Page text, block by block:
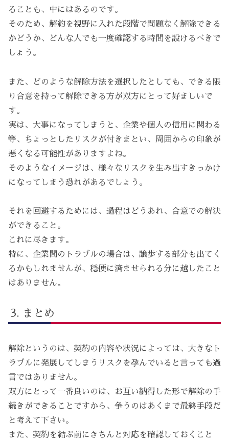
ることも、中にはあるのです。
そのため、解約を視野に入れた段階で問題なく解除できる
かどうか、どんな人でも一度確認する時間を設けるべきで
しょう。
また、どのような解除方法を選択したとしても、できる限
り合意を持って解除できる方が双方にとって好ましいで
す。
実は、大事になってしまうと、企業や個人の信用に関わる
等、ちょっとしたリスクが付きまとい、周囲からの印象が
悪くなる可能性がありますよね。
そのようなイメージは、様々なリスクを生み出すきっかけ
になってしまう恐れがあるでしょう。
それを回避するためには、過程はどうあれ、合意での解決
ができること。
これに尽きます。
特に、企業間のトラブルの場合は、譲歩する部分も出てく
るかもしれませんが、穏便に済ませられる分に越したこと
はありません。
まとめ
解除というのは、契約の内容や状況によっては、大きなト
ラブルに発展してしまうリスクを孕んでいると言っても過
言ではありません。
双方にとって一番良いのは、お互い納得した形で解除の手
続きができることですから、争うのはあくまで最終手段だ
と考えて下さい。
また、契約を結ぶ前にきちんと対応を確認しておくこと